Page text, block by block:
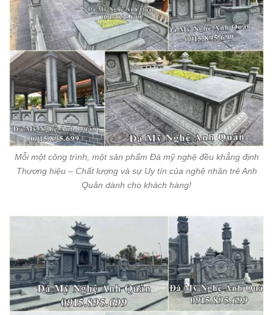
Mỗi một công trình, một sản phẩm Đá mỹ nghệ đều khẳng định
Thương hiệu – Chất lượng và sự Uy tín của nghệ nhân trẻ Anh
Quân dành cho khách hàng!